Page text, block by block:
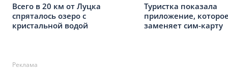
Всего в 20 км от Луцка
спряталось озеро с
кристальной водой
Туристка показала
приложение,
заменяет сим-карту
Реклама